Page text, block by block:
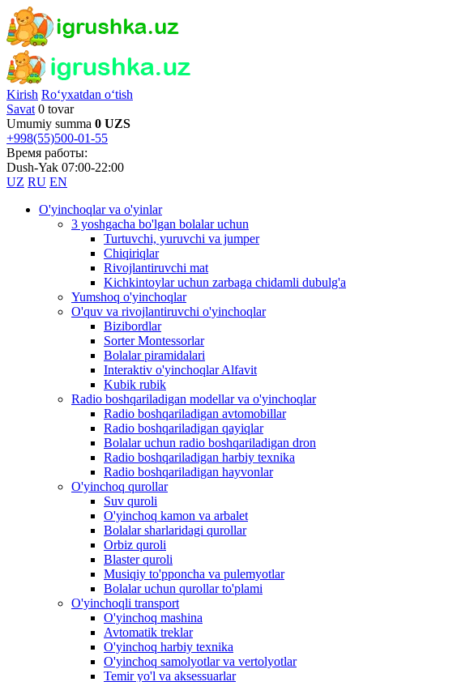
Kirish Ro‘yxatdan o‘tish
Savat 0 tovar
Umumiy summa 0 UZS
+998(55)500-01-55
Время работы:
Dush-Yak 07:00-22:00
UZ RU EN
O'yinchoqlar va o'yinlar
3 yoshgacha bo'lgan bolalar uchun
Turtuvchi, yuruvchi va jumper
Chiqiriqlar
Rivojlantiruvchi mat
Kichkintoylar uchun zarbaga chidamli dubulg'a
Yumshoq o'yinchoqlar
O'quv va rivojlantiruvchi o'yinchoqlar
Bizibordlar
Sorter Montessorlar
Bolalar piramidalari
Interaktiv o'yinchoqlar Alfavit
Kubik rubik
Radio boshqariladigan modellar va o'yinchoqlar
Radio boshqariladigan avtomobillar
Radio boshqariladigan qayiqlar
Bolalar uchun radio boshqariladigan dron
Radio boshqariladigan harbiy texnika
Radio boshqariladigan hayvonlar
O'yinchoq qurollar
Suv quroli
O'yinchoq kamon va arbalet
Bolalar sharlaridagi qurollar
Orbiz quroli
Blaster quroli
Musiqiy to'pponcha va pulemyotlar
Bolalar uchun qurollar to'plami
O'yinchoqli transport
O'yinchoq mashina
Avtomatik treklar
O'yinchoq harbiy texnika
O'yinchoq samolyotlar va vertolyotlar
Temir yo'l va aksessuarlar